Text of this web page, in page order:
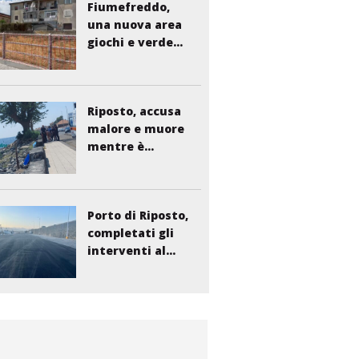
Fiumefreddo,
una nuova area
giochi e verde...
Riposto, accusa
malore e muore
mentre è...
Porto di Riposto,
completati gli
interventi al...